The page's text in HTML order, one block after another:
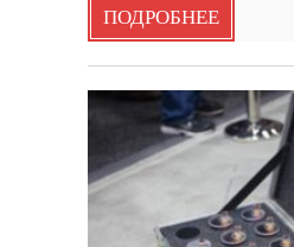
ПОДРОБНЕЕ